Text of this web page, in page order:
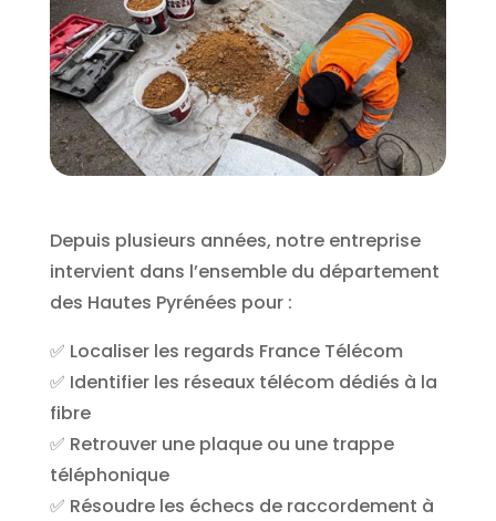
Depuis plusieurs années, notre entreprise
intervient dans l’ensemble du département
des Hautes Pyrénées pour :
✅ Localiser les regards France Télécom
✅ Identifier les réseaux télécom dédiés à la
fibre
✅ Retrouver une plaque ou une trappe
téléphonique
✅ Résoudre les échecs de raccordement à